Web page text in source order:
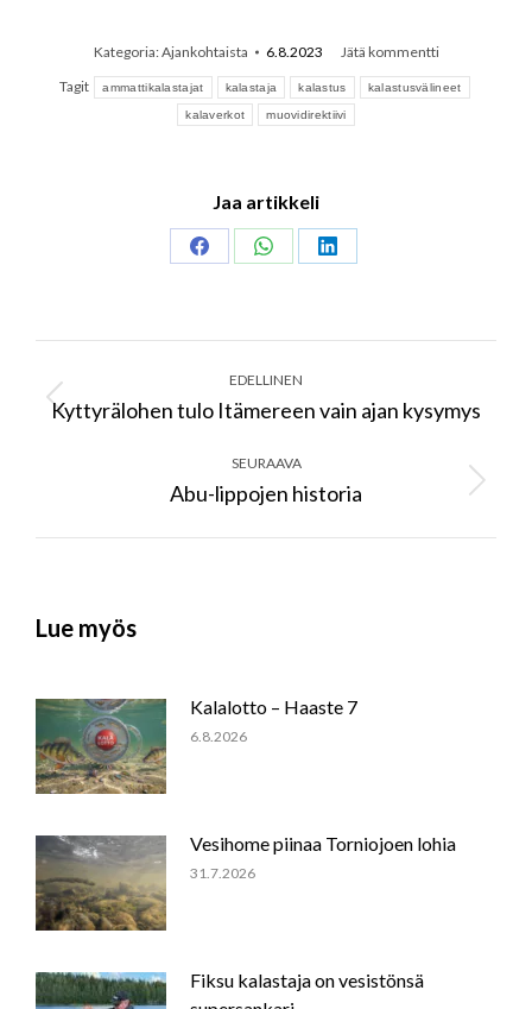
Kategoria:Ajankohtaista 6.8.2023
Jätä kommentti
Tagit
ammattikalastajat kalastaja kalastus kalastusvälineet
kalaverkot muovidirektiivi
Jaa artikkeli
Share
Share
Share
Post
navigation
EDELLINEN
Previous
Kyttyrälohen tulo Itämereen vain ajan kysymys
SEURAAVA
Next
Abu-lippojen historia
Lue myös
Kalalotto – Haaste 7
6.8.2026
Vesihome piinaa Torniojoen lohia
31.7.2026
Fiksu kalastaja on vesistönsä